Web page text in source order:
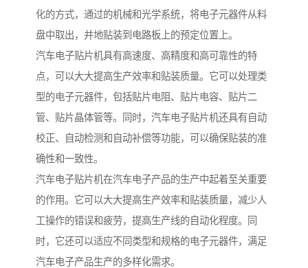
化的方式，通过的机械和光学系统，将电子元器件从料
盘中取出，并地贴装到电路板上的预定位置上。
汽车电子贴片机具有高速度、高精度和高可靠性的特
点，可以大大提高生产效率和贴装质量。它可以处理类
型的电子元器件，包括贴片电阻、贴片电容、贴片二
管、贴片晶体管等。同时，汽车电子贴片机还具有自动
校正、自动检测和自动补偿等功能，可以确保贴装的准
确性和一致性。
汽车电子贴片机在汽车电子产品的生产中起着至关重要
的作用。它可以大大提高生产效率和贴装质量，减少人
工操作的错误和疲劳，提高生产线的自动化程度。同
时，它还可以适应不同类型和规格的电子元器件，满足
汽车电子产品生产的多样化需求。